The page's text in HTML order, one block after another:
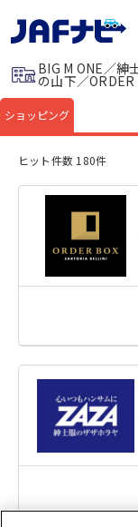
会員優待のご利用方
よくあるご質問
サイトマップ
BIG M ONE／紳
の山下／ORDER
ショッピング
ヒット件数 180件
ＯＲＤＥＲ Ｂ
ＯＲＤＥＲ Ｂ